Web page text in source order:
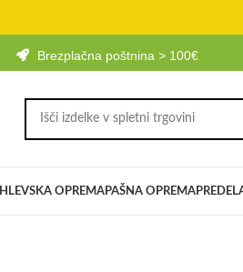
Brezplačna poštnina > 100€
HLEVSKA OPREMAPAŠNA OPREMA